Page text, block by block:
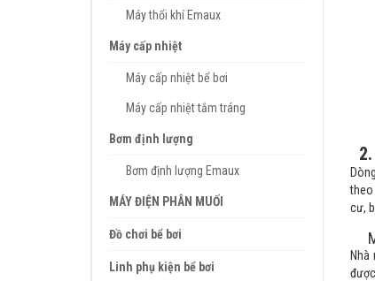
Máy thổi khí Emaux
Máy cấp nhiệt
Máy cấp nhiệt bể bơi
Máy cấp nhiệt tắm tráng
Bơm định lượng
Bơm định lượng Emaux
MÁY ĐIỆN PHÂN MUỐI
Đồ chơi bể bơi
Linh phụ kiện bể bơi
theo
cư,